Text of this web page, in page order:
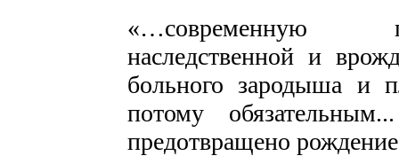
«…современную
наследственной и
больного зародыша и
потому
предотвращено